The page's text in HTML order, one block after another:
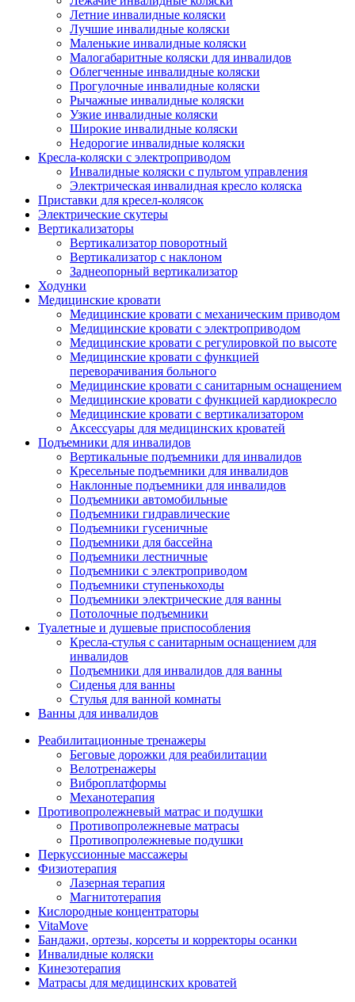
Летние инвалидные коляски
Лучшие инвалидные коляски
Маленькие инвалидные коляски
Малогабаритные коляски для инвалидов
Облегченные инвалидные коляски
Прогулочные инвалидные коляски
Рычажные инвалидные коляски
Узкие инвалидные коляски
Широкие инвалидные коляски
Недорогие инвалидные коляски
Кресла-коляски с электроприводом
Инвалидные коляски с пультом управления
Электрическая инвалидная кресло коляска
Приставки для кресел-колясок
Электрические скутеры
Вертикализаторы
Вертикализатор поворотный
Вертикализатор с наклоном
Заднеопорный вертикализатор
Ходунки
Медицинские кровати
Медицинские кровати с механическим приводом
Медицинские кровати с электроприводом
Медицинские кровати с регулировкой по высоте
Медицинские кровати с функцией
переворачивания больного
Медицинские кровати с санитарным оснащением
Медицинские кровати с функцией кардиокресло
Медицинские кровати с вертикализатором
Аксессуары для медицинских кроватей
Подъемники для инвалидов
Вертикальные подъемники для инвалидов
Кресельные подъемники для инвалидов
Наклонные подъемники для инвалидов
Подъемники автомобильные
Подъемники гидравлические
Подъемники гусеничные
Подъемники для бассейна
Подъемники лестничные
Подъемники с электроприводом
Подъемники ступенькоходы
Подъемники электрические для ванны
Потолочные подъемники
Туалетные и душевые приспособления
Кресла-стулья с санитарным оснащением для
инвалидов
Подъемники для инвалидов для ванны
Сиденья для ванны
Стулья для ванной комнаты
Ванны для инвалидов
Реабилитационные тренажеры
Беговые дорожки для реабилитации
Велотренажеры
Виброплатформы
Механотерапия
Противопролежневый матрас и подушки
Противопролежневые матрасы
Противопролежневые подушки
Перкуссионные массажеры
Физиотерапия
Лазерная терапия
Магнитотерапия
Кислородные концентраторы
VitaMove
Бандажи, ортезы, корсеты и корректоры осанки
Инвалидные коляски
Кинезотерапия
Матрасы для медицинских кроватей